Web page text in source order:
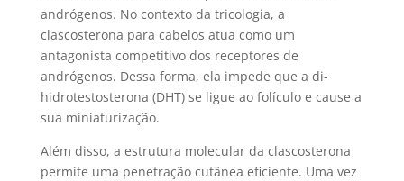
andrógenos. No contexto da tricologia, a
clascosterona para cabelos atua como um
antagonista competitivo dos receptores de
andrógenos. Dessa forma, ela impede que a di-
hidrotestosterona (DHT) se ligue ao folículo e cause a
sua miniaturização.
Além disso, a estrutura molecular da clascosterona
permite uma penetração cutânea eficiente. Uma vez